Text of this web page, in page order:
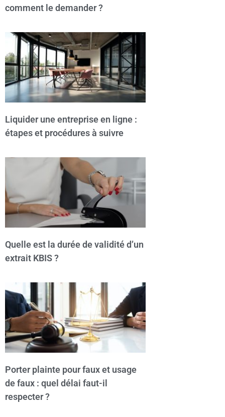
comment le demander ?
Liquider une entreprise en ligne :
étapes et procédures à suivre
Quelle est la durée de validité d’un
extrait KBIS ?
Porter plainte pour faux et usage
de faux : quel délai faut-il
respecter ?